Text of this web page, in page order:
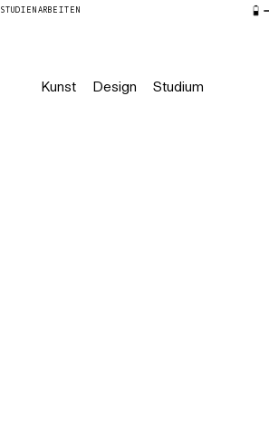
STUDIENARBEITEN
Kunst Design Studium